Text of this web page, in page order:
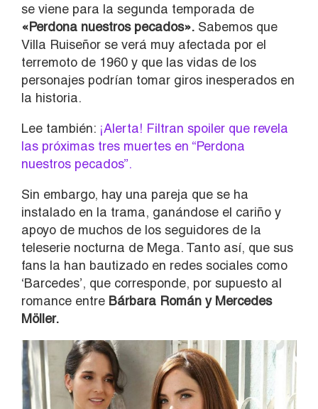
se viene para la segunda temporada de
«Perdona nuestros pecados». Sabemos que
Villa Ruiseñor se verá muy afectada por el
terremoto de 1960 y que las vidas de los
personajes podrían tomar giros inesperados en
la historia.
Lee también: ¡Alerta! Filtran spoiler que revela
las próximas tres muertes en “Perdona
nuestros pecados”.
Sin embargo, hay una pareja que se ha
instalado en la trama, ganándose el cariño y
apoyo de muchos de los seguidores de la
teleserie nocturna de Mega. Tanto así, que sus
fans la han bautizado en redes sociales como
‘Barcedes’, que corresponde, por supuesto al
romance entre Bárbara Román y Mercedes
Möller.